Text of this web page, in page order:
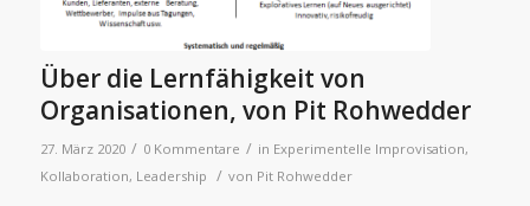
Über die Lernfähigkeit von
Organisationen, von Pit Rohwedder
27. März 2020 / 0 Kommentare / in Experimentelle Improvisation,
Kollaboration, Leadership / von Pit Rohwedder